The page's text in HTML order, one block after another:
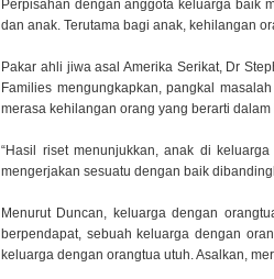
Perpisahan dengan anggota keluarga baik
dan anak. Terutama bagi anak, kehilangan
Pakar ahli jiwa asal Amerika Serikat, Dr
Families mengungkapkan, pangkal
merasa kehilangan orang yang berarti
“Hasil riset menunjukkan, anak di
mengerjakan sesuatu dengan baik
Menurut Duncan, keluarga dengan
berpendapat, sebuah keluarga dengan
keluarga dengan orangtua utuh. Asalkan,